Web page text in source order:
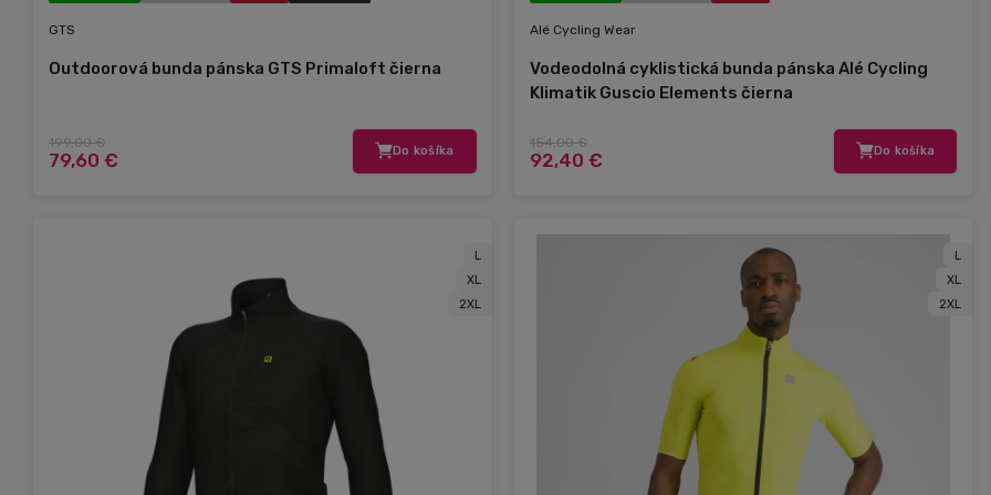
GTS
Outdoorová bunda pánska GTS Primaloft čierna
199,00 €
79,60 € Do košíka
Alé Cycling Wear
Vodeodolná cyklistická bunda pánska Alé Cycling
Klimatik Guscio Elements čierna
154,00 €
92,40 € Do košíka
L
XL
2XL
L
XL
2XL